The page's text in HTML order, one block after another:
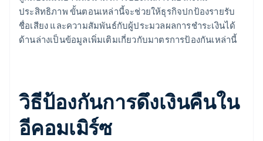
ประสิทธิภาพ ขั้นตอนเหล่านี้จะช่วยให้ธุรกิจปกป้องรายรับ
ชื่อเสียง และความสัมพันธ์กับผู้ประมวลผลการชําระเงินได้
ด้านล่างเป็นข้อมูลเพิ่มเติมเกี่ยวกับมาตรการป้องกันเหล่านี้
วิธีป้องกันการดึงเงินคืนใน
อีคอมเมิร์ซ